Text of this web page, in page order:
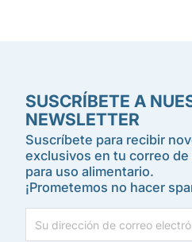
SUSCRÍBETE A
NEWSLETTER
Suscríbete para recibir
exclusivos en tu correo
para uso alimentario.
¡Prometemos no hacer